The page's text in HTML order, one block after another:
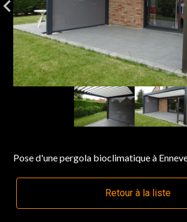
Pose d'une pergola bioclimatique à
Retour à la liste